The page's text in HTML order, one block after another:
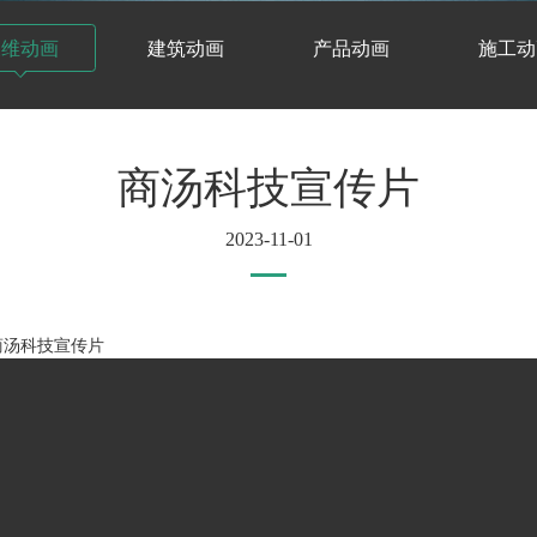
动画 建筑动画 产品动画 施工
商汤科技宣传片
2023-11-01
片